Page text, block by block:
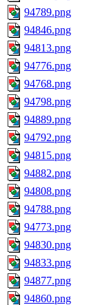
94789.png
94846.png
94813.png
94776.png
94768.png
94798.png
94889.png
94792.png
94815.png
94882.png
94808.png
94788.png
94773.png
94830.png
94833.png
94877.png
94860.png